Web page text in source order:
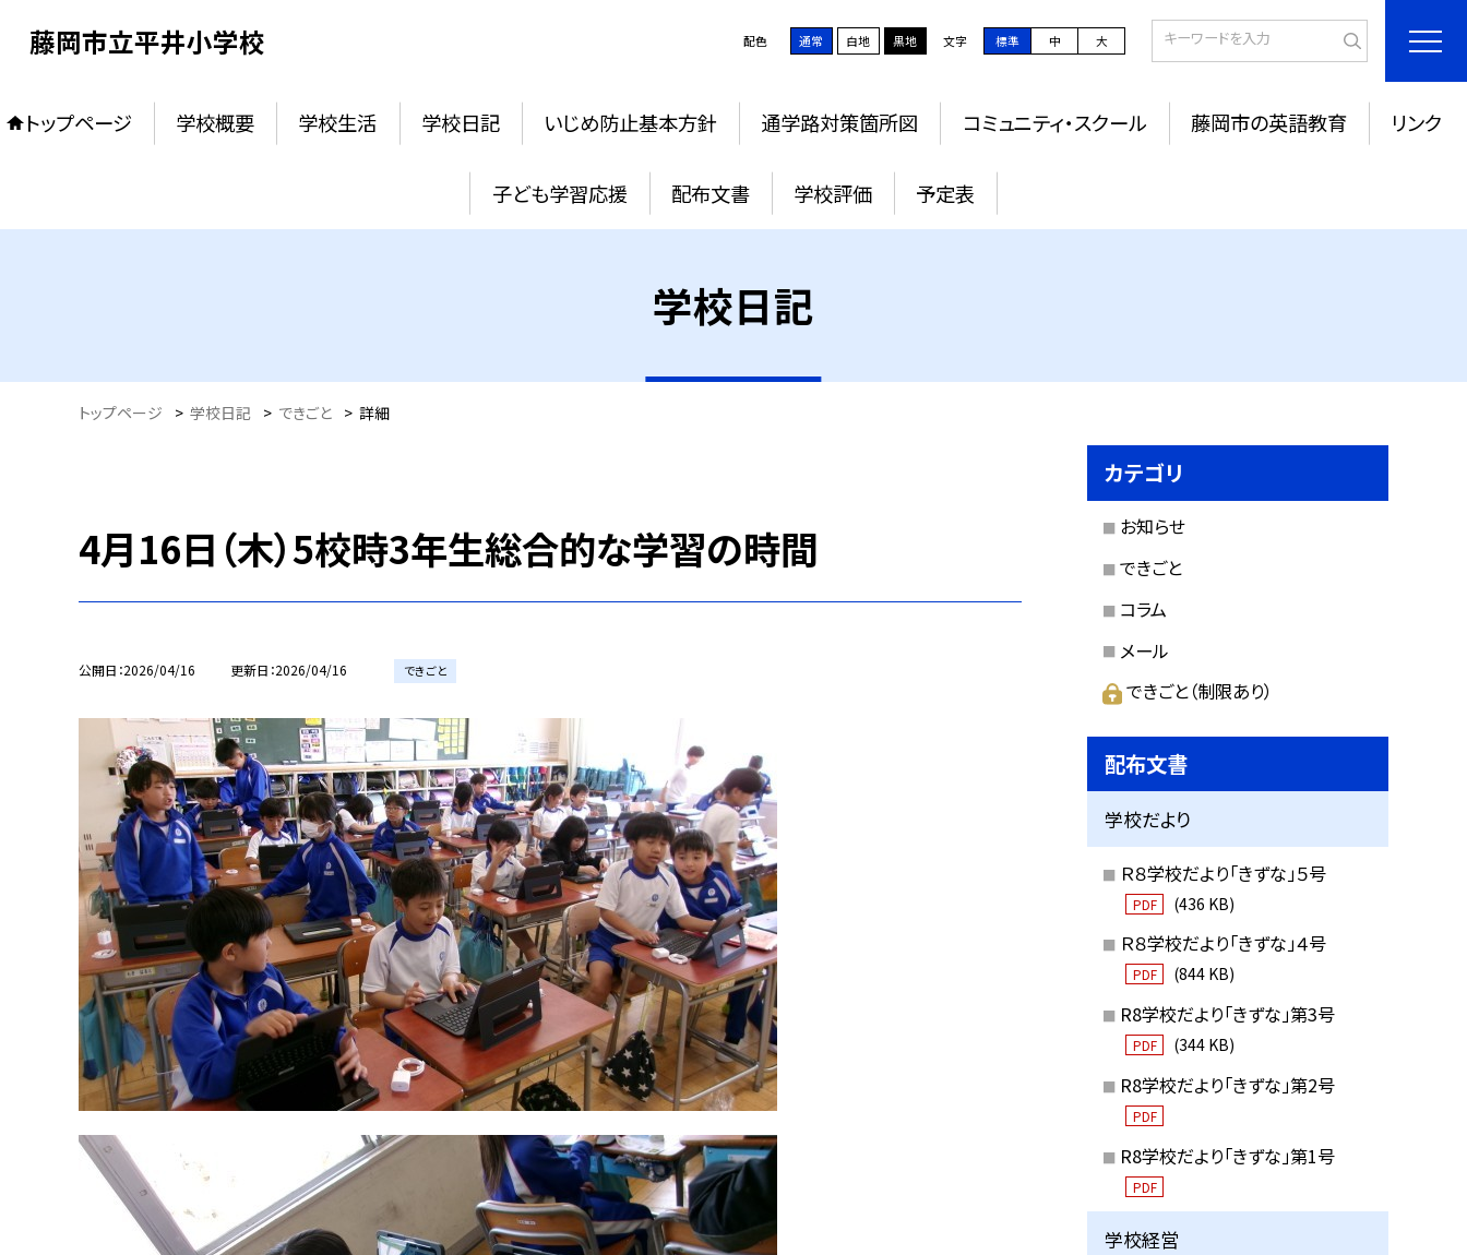
藤岡市立平井小学校 配色 通常 白地 黒地 文字 標準 中 大
トップページ 学校概要 学校生活 学校日記 いじめ防止基本方針 通学路対策箇所図 コミュニティ・スクール 藤岡市の英語教育 リンク
子ども学習応援 配布文書 学校評価 予定表
学校日記
トップページ > 学校日記 > できごと > 詳細
4月16日（木）5校時3年生総合的な学習の時間
公開日 2026/04/16 更新日 2026/04/16 できごと
カテゴリ
お知らせ
できごと
コラム
メール
できごと（制限あり）
配布文書
学校だより
Ｒ８学校だより「きずな」５号
PDF (436 KB)
Ｒ８学校だより「きずな」４号
PDF (844 KB)
R8学校だより「きずな」第3号
PDF (344 KB)
R8学校だより「きずな」第2号
PDF
R8学校だより「きずな」第1号
PDF
学校経営